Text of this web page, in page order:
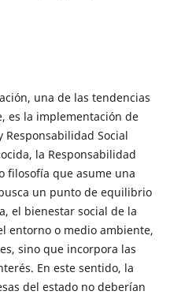
una de las tendencias
es la implementación de
Social
la Responsabilidad
filosofía que asume una
un punto de equilibrio
el bienestar social de la
entorno o medio ambiente,
sino que incorpora las
En este sentido, la
del estado no deberían